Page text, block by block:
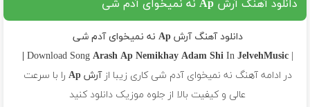
دانلود آهنگ آرش Ap نه نمیخوای آدم شی
دانلود آهنگ آرش Ap نه نمیخوای آدم شی
| Download Song
Arash Ap Nemikhay Adam Shi InJelvehMusic |
در ادامه آهنگ نه نمیخوای آدم شی کاری زیبا ازآرش Ap
را با سرعت
عالی و کیفیت بالا از جلوه موزیک دانلود کنید